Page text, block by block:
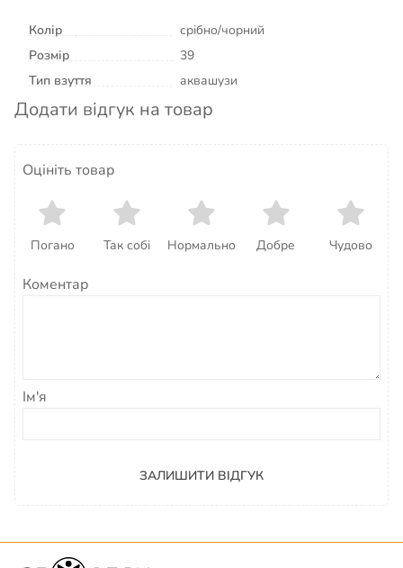
Колір
срібно/чорний
Розмір
39
Тип взуття
аквашузи
Додати відгук на товар
Оцініть товар
Погано Так собі Нормально Добре Чудово
Коментар
Ім'я
ЗАЛИШИТИ ВІДГУК